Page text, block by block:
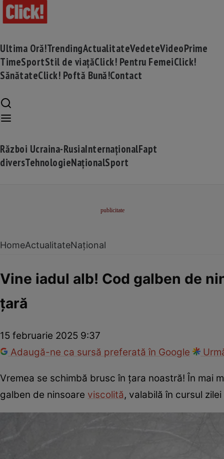
Ultima Oră!TrendingActualitateVedeteVideoPrime
TimeSportStil de viațăClick! Pentru FemeiClick!
SănătateClick! Poftă Bună!Contact
Război Ucraina-RusiaInternaționalFapt
diversTehnologieNaționalSport
HomeActualitateNațional
Vine iadul alb! Cod galben de
țară
15 februarie 2025 9:37
Adaugă-ne ca sursă preferată în Google
Vremea se schimbă brusc în țara noastră! În mai
galben de ninsoare viscolită, valabilă în cursul